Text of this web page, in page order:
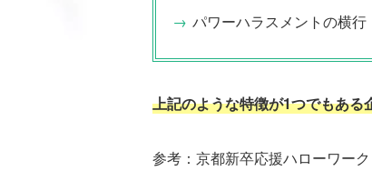
パワーハラスメントの横行
上記のような特徴が1つでもあ
参考：京都新卒応援ハローワー